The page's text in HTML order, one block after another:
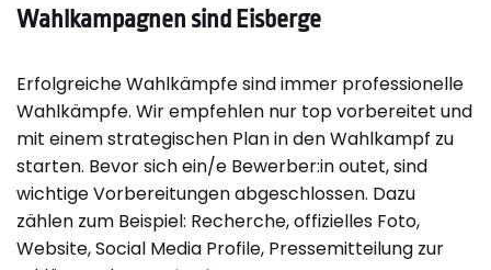
Wahlkampagnen sind Eisberge
Erfolgreiche Wahlkämpfe sind immer professionelle
Wahlkämpfe. Wir empfehlen nur top vorbereitet und
mit einem strategischen Plan in den Wahlkampf zu
starten. Bevor sich ein/e Bewerber:in outet, sind
wichtige Vorbereitungen abgeschlossen. Dazu
zählen zum Beispiel: Recherche, offizielles Foto,
Website, Social Media Profile, Pressemitteilung zur